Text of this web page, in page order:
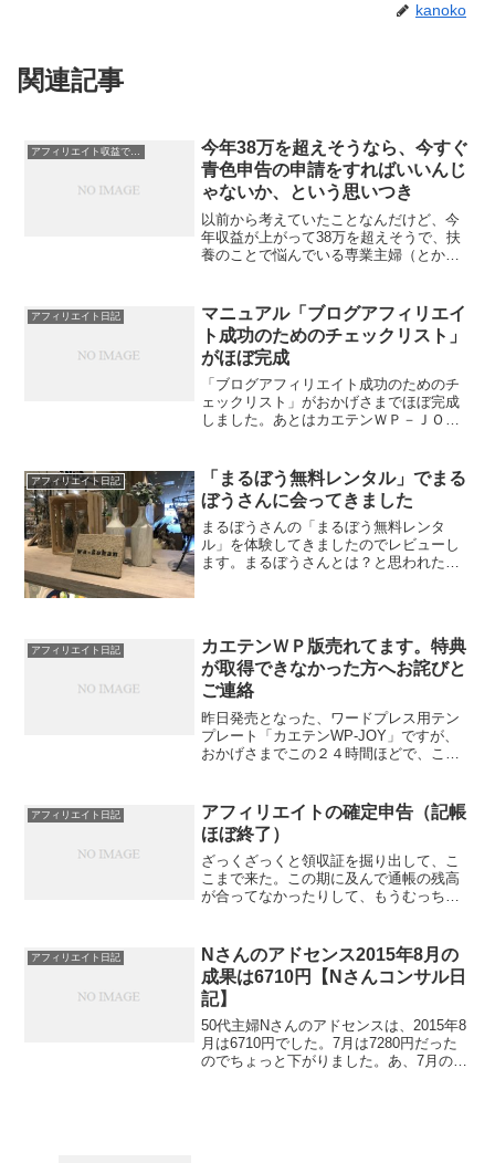
kanoko
関連記事
今年38万を超えそうなら、今すぐ
青色申告の申請をすればいいんじ
ゃないか、という思いつき
以前から考えていたことなんだけど、今
年収益が上がって38万を超えそうで、扶
養のことで悩んでいる専業主婦（とか、
書を出せばいいんじゃないのでしょう
か。去年は、かんなちゃん...
アフィリエイト日記
マニュアル「ブログアフィリエイ
ト成功のためのチェックリスト」
がほぼ完成
「ブログアフィリエイト成功のためのチ
ェックリスト」がおかげさまでほぼ完成
しました。あとはカエテンＷＰ－ＪＯＹ
す。チェック項目は73項目で、ページ数
は10ページになりま...
アフィリエイト日記
「まるぼう無料レンタル」でまる
ぼうさんに会ってきました
まるぼうさんの「まるぼう無料レンタ
ル」を体験してきましたのでレビューし
ます。まるぼうさんとは？と思われた方
ルリタあ、戻ってこなくて...
アフィリエイト日記
カエテンＷＰ版売れてます。特典
が取得できなかった方へお詫びと
ご連絡
昨日発売となった、ワードプレス用テン
プレート「カエテンWP-JOY」ですが、
おかげさまでこの２４時間ほどで、この
ま、どうもありがとうございます。コメ
ント欄よりお知らせいた...
アフィリエイト日記
アフィリエイトの確定申告（記帳
ほぼ終了）
ざっくざっくと領収証を掘り出して、こ
こまで来た。この期に及んで通帳の残高
が合ってなかったりして、もうむっちゃ
が神すぎる。
アフィリエイト日記
Nさんのアドセンス2015年8月の
成果は6710円【Nさんコンサル日
記】
50代主婦Nさんのアドセンスは、2015年8
月は6710円でした。7月は7280円だった
のでちょっと下がりました。あ、7月の分